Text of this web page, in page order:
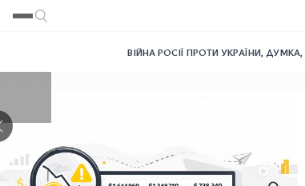
ВІЙНА РОСІЇ ПРОТИ УКРАЇНИ, ДУМКА,